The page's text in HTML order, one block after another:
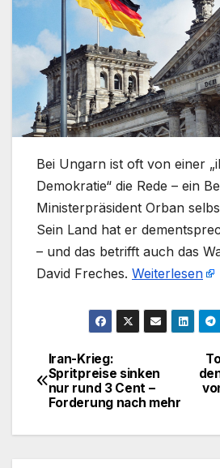
Bei Ungarn ist oft von einer
Demokratie“ die Rede – ein
Ministerpräsident Orban
Sein Land hat er
– und das betrifft auch das
David Freches. Weiterlesen
Iran-Krieg:
Spritpreise sinken
nur rund 3 Cent –
Forderung nach mehr